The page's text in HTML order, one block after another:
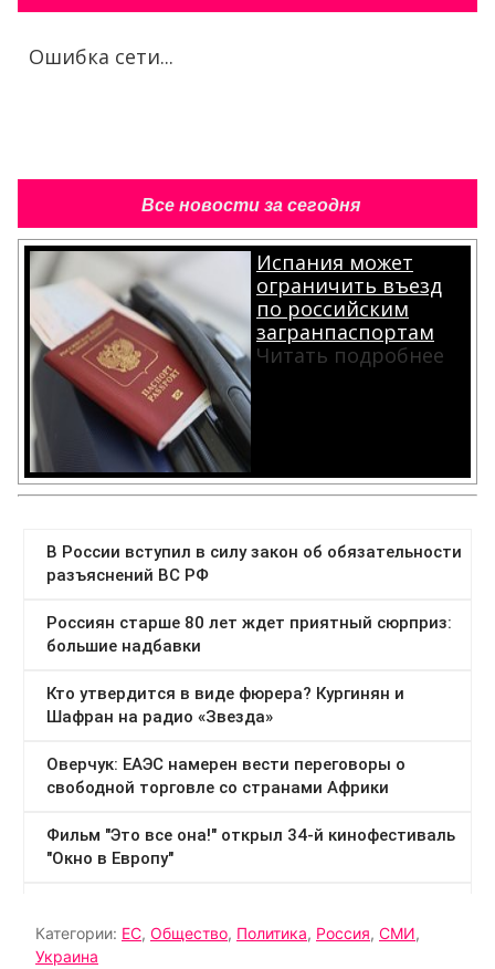
Ошибка сети...
Все новости за сегодня
Испания может
ограничить въезд
по российским
загранпаспортам
Читать подробнее
Категории: ЕС, Общество, Политика, Россия, СМИ,
Украина